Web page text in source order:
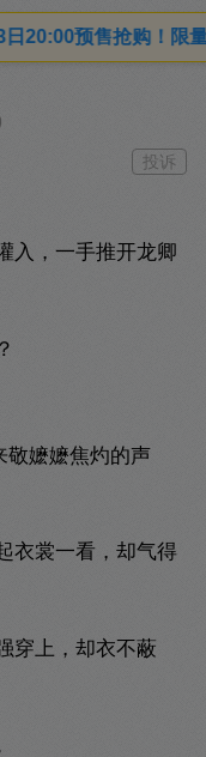
签+印特签（四
投诉
入，一手推开龙卿
敬嬷嬷焦灼的声
衣裳一看，却气得
穿上，却衣不蔽